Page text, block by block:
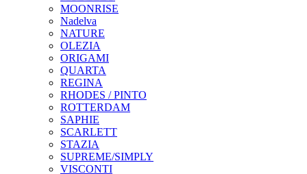
MOONRISE
Nadelva
NATURE
OLEZIA
ORIGAMI
QUARTA
REGINA
RHODES / PINTO
ROTTERDAM
SAPHIE
SCARLETT
STAZIA
SUPREME/SIMPLY
VISCONTI